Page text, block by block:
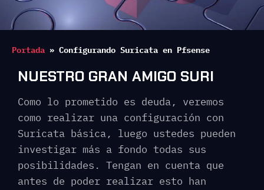
Portada » Configurando Suricata en Pfsense
NUESTRO GRAN AMIGO SURI
Como lo prometido es deuda, veremos
como realizar una configuración con
Suricata básica, luego ustedes pueden
investigar más a fondo todas sus
posibilidades. Tengan en cuenta que
antes de poder realizar esto han